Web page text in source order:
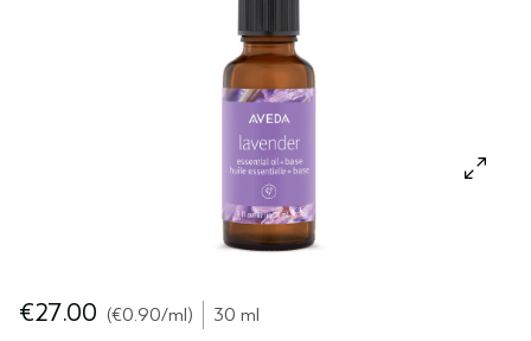
CUOIO CAPELLUTO SENSIBILE
TUTTE LE COLLEZIONI
€27.00 €0.90/ml 30 ml